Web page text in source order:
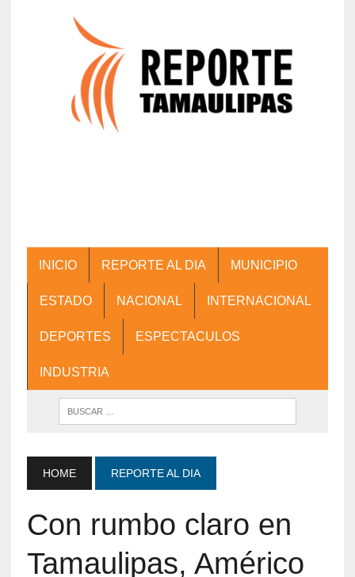
INICIO REPORTE AL DIA MUNICIPIO
ESTADO NACIONAL INTERNACIONAL
DEPORTES ESPECTACULOS
INDUSTRIA
HOME REPORTE AL DIA
Con rumbo claro en
Tamaulipas, Américo